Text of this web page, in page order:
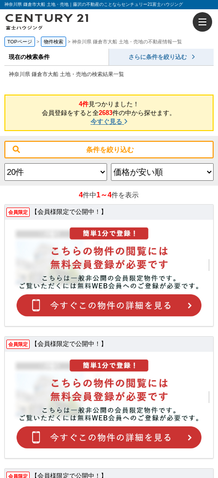
神奈川県 鎌倉市大船 土地・売地｜藤沢の不動産のことならセンチュリー21富士ハウジング
TOPページ 物件検索 神奈川県 鎌倉市大船 土地・売地の不動産情報一覧
現在の検索条件 さらに条件を絞り込む
神奈川県 鎌倉市大船 土地・売地の検索結果一覧
4件見つかりました！
会員登録をすると全2683件の中から探せます。
今すぐ見る
条件を絞り込む
4件中1～4件を表示
会員限定 【会員様限定で公開中！】
会員限定 【会員様限定で公開中！】
会員限定 【会員様限定で公開中！】